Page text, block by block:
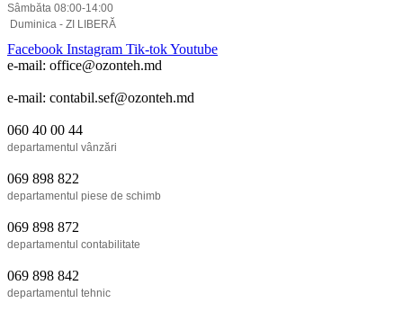
Sâmbăta 08:00-14:00
Duminica - ZI LIBERĂ
Facebook Instagram Tik-tokYoutube
e-mail: office@ozonteh.md
e-mail: contabil.sef@ozonteh.md
060 40 00 44
departamentul vânzări
069 898 822
departamentul piese de schimb
069 898 872
departamentul contabilitate
069 898 842
departamentul tehnic